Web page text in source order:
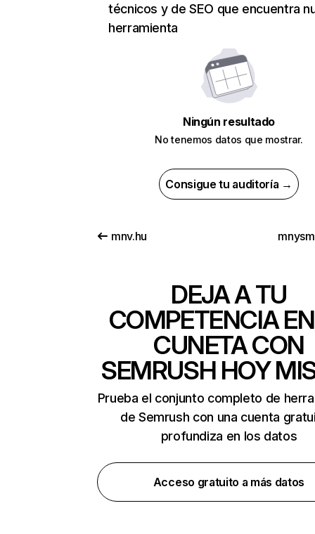
técnicos y de SEO que encuentra
herramienta
Ningún resultado
No tenemos datos que mostrar.
Consigue tu auditoría →
mnv.hu
DEJA A TU
COMPETENCIA
CUNETA CON
SEMRUSH HOY
Prueba el conjunto completo de
de Semrush con una cuenta
profundiza en los datos
Acceso gratuito a más datos